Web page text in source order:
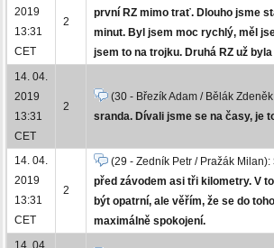
2019
13:31
CET
2
první RZ mimo trať. Dlouho jsme
minut. Byl jsem moc rychlý, měl
jsem to na trojku. Druhá RZ už
14. 04.
2019
13:31
CET
2
(30 - Březík Adam / Bělák
sranda. Dívali jsme se na časy, je
14. 04.
2019
13:31
CET
2
(29 - Zedník Petr / Pražák Milan):
před závodem asi tři kilometry. V
být opatrní, ale věřím, že se do
maximálně spokojení.
14. 04.